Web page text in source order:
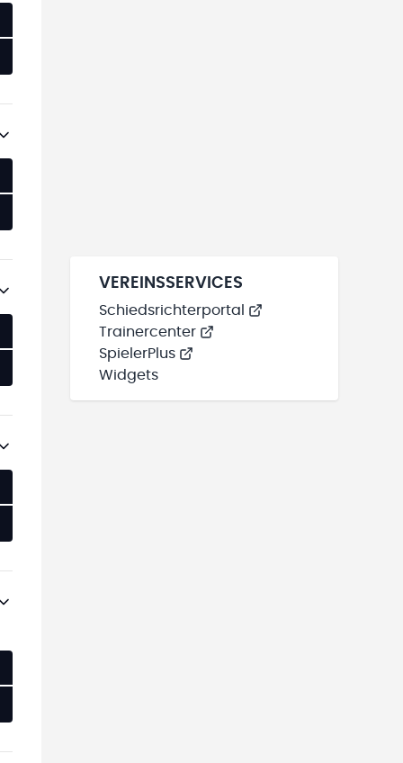
VEREINSSERVICES
Schiedsrichterportal
Trainercenter
SpielerPlus
Widgets